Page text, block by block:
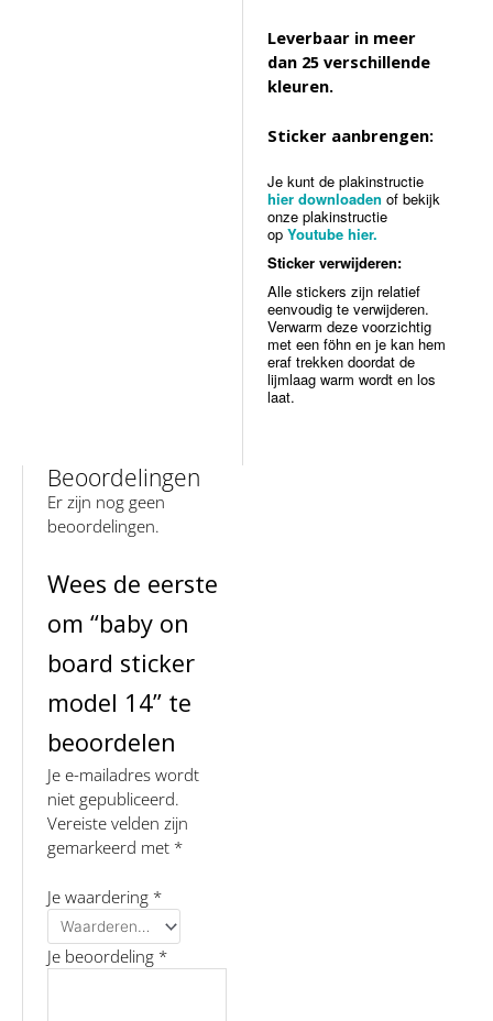
Leverbaar in meer
dan 25 verschillende
kleuren.
Sticker aanbrengen:
Je kunt de plakinstructie
hier downloaden of bekijk
onze plakinstructie
op Youtube hier.
Sticker verwijderen:
Alle stickers zijn relatief
eenvoudig te verwijderen.
Verwarm deze voorzichtig
met een föhn en je kan hem
eraf trekken doordat de
lijmlaag warm wordt en los
laat.
Beoordelingen
Er zijn nog geen
beoordelingen.
Wees de eerste
om “baby on
board sticker
model 14” te
beoordelen
Je e-mailadres wordt
niet gepubliceerd.
Vereiste velden zijn
gemarkeerd met *
Je waardering *
Je beoordeling *